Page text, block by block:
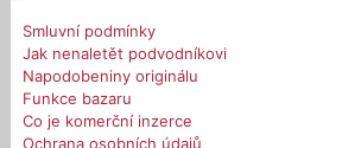
Smluvní podmínky
Jak nenaletět podvodníkovi
Napodobeniny originálu
Funkce bazaru
Co je komerční inzerce
Ochrana osobních údajů